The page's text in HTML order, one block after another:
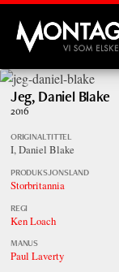
Montages
Jeg, Daniel Blake
2016
ORIGINALTITTEL
I, Daniel Blake
PRODUKSJONSLAND
Storbritannia
REGI
Ken Loach
MANUS
Paul Laverty